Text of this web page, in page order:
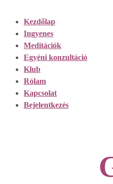
Kezdőlap
Ingyenes
Meditációk
Egyéni konzultáció
Klub
Rólam
Kapcsolat
Bejelentkezés